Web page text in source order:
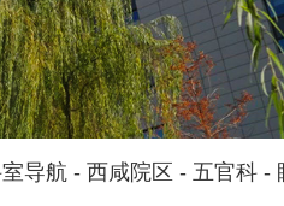
导航- 西咸院区 - 五官科-